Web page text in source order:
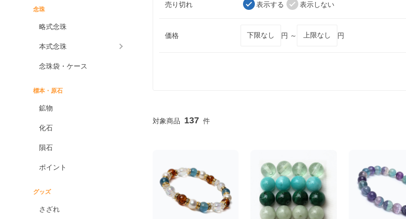
念珠
略式念珠
本式念珠
念珠袋・ケース
標本・原石
鉱物
化石
隕石
ポイント
グッズ
さざれ
売り切れ 表示する 表示しない
価格 円 ～ 円
137